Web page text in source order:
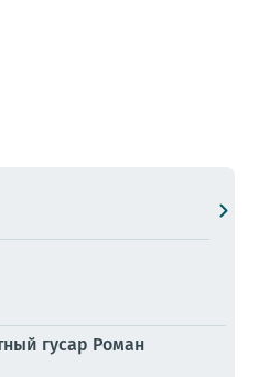
гусар Роман